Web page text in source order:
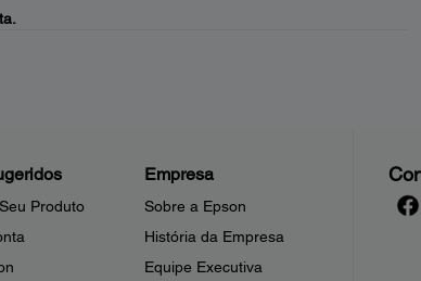
Produto
Empresa
Sobre a Epson
História da Empresa
Equipe Executiva